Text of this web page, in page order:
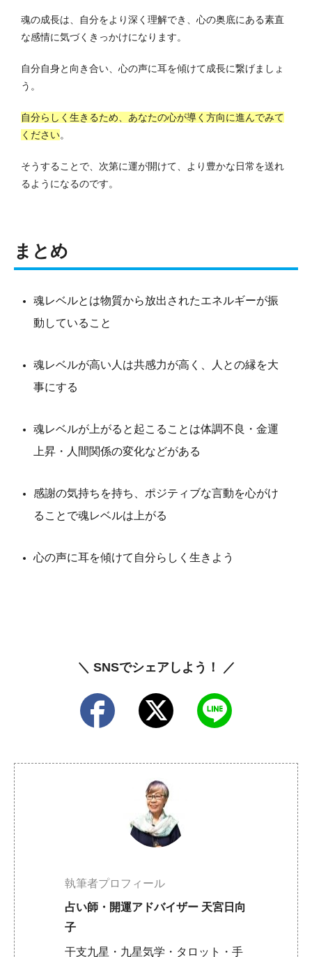
魂の成長は、自分をより深く理解でき、心の奥底にある素直
な感情に気づくきっかけになります。
自分自身と向き合い、心の声に耳を傾けて成長に繋げましょ
う。
自分らしく生きるため、あなたの心が導く方向に進んでみて
ください。
そうすることで、次第に運が開けて、より豊かな日常を送れ
るようになるのです。
まとめ
魂レベルとは物質から放出されたエネルギーが振
動していること
魂レベルが高い人は共感力が高く、人との縁を大
事にする
魂レベルが上がると起こることは体調不良・金運
上昇・人間関係の変化などがある
感謝の気持ちを持ち、ポジティブな言動を心がけ
ることで魂レベルは上がる
心の声に耳を傾けて自分らしく生きよう
＼ SNSでシェアしよう！ ／
執筆者プロフィール
占い師・開運アドバイザー 天宮日向
子
干支九星・九星気学・タロット・手